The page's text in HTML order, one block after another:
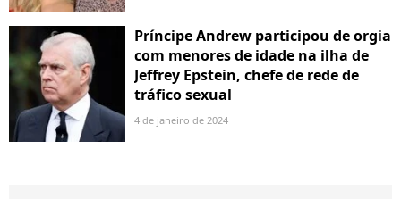
Príncipe Andrew participou de orgia
com menores de idade na ilha de
Jeffrey Epstein, chefe de rede de
tráfico sexual
4 de janeiro de 2024